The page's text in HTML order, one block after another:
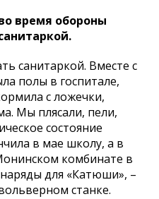
время обороны
санитаркой. Вместе с
полы в госпитале,
с ложечки,
Мы плясали, пели,
состояние
в мае школу, а в
комбинате в
для «Катюши», –
станке.